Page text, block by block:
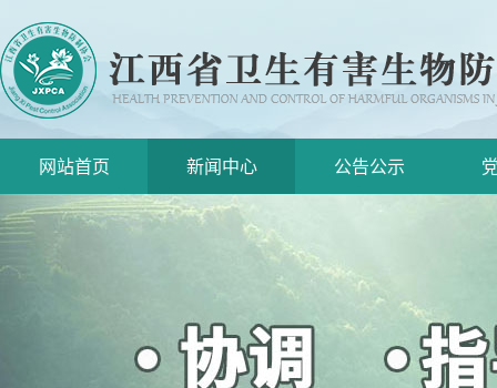
网站首页 新闻中心 公告公示